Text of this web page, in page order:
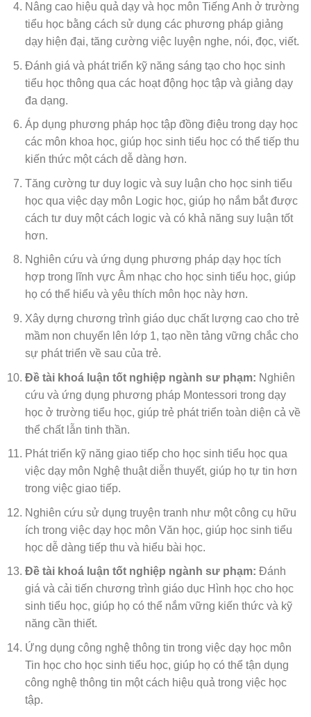
Nâng cao hiệu quả dạy và học môn Tiếng Anh ở trường
tiểu học bằng cách sử dụng các phương pháp giảng
dạy hiện đại, tăng cường việc luyện nghe, nói, đọc, viết.
Đánh giá và phát triển kỹ năng sáng tạo cho học sinh
tiểu học thông qua các hoạt động học tập và giảng dạy
đa dạng.
Áp dụng phương pháp học tập đồng điệu trong dạy học
các môn khoa học, giúp học sinh tiểu học có thể tiếp thu
kiến thức một cách dễ dàng hơn.
Tăng cường tư duy logic và suy luận cho học sinh tiểu
học qua việc dạy môn Logic học, giúp họ nắm bắt được
cách tư duy một cách logic và có khả năng suy luận tốt
hơn.
Nghiên cứu và ứng dụng phương pháp dạy học tích
hợp trong lĩnh vực Âm nhạc cho học sinh tiểu học, giúp
họ có thể hiểu và yêu thích môn học này hơn.
Xây dựng chương trình giáo dục chất lượng cao cho trẻ
mầm non chuyển lên lớp 1, tạo nền tảng vững chắc cho
sự phát triển về sau của trẻ.
Đề tài khoá luận tốt nghiệp ngành sư phạm: Nghiên
cứu và ứng dụng phương pháp Montessori trong dạy
học ở trường tiểu học, giúp trẻ phát triển toàn diện cả về
thể chất lẫn tinh thần.
Phát triển kỹ năng giao tiếp cho học sinh tiểu học qua
việc dạy môn Nghệ thuật diễn thuyết, giúp họ tự tin hơn
trong việc giao tiếp.
Nghiên cứu sử dụng truyện tranh như một công cụ hữu
ích trong việc dạy học môn Văn học, giúp học sinh tiểu
học dễ dàng tiếp thu và hiểu bài học.
Đề tài khoá luận tốt nghiệp ngành sư phạm: Đánh
giá và cải tiến chương trình giáo dục Hình học cho học
sinh tiểu học, giúp họ có thể nắm vững kiến thức và kỹ
năng cần thiết.
Ứng dụng công nghệ thông tin trong việc dạy học môn
Tin học cho học sinh tiểu học, giúp họ có thể tận dụng
công nghệ thông tin một cách hiệu quả trong việc học
tập.